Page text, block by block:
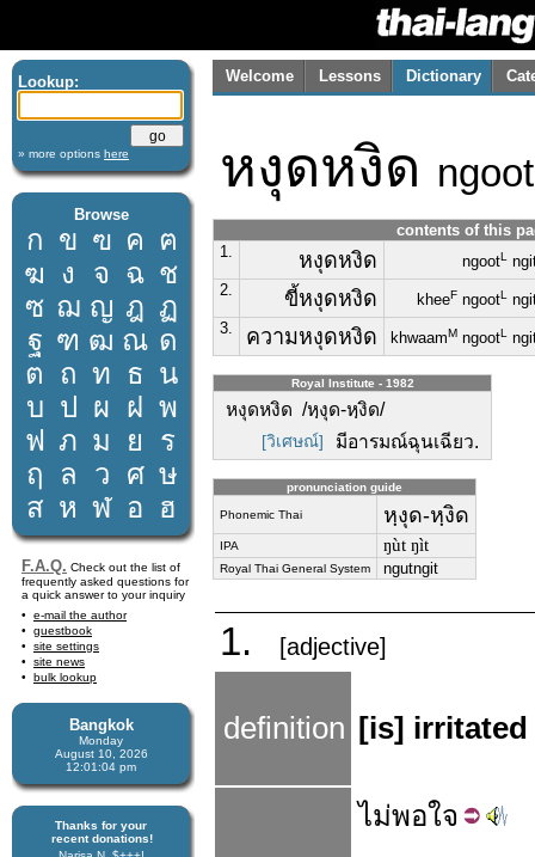
Lookup:
» more options here
Browse
ก ข ฃ ค ฅ
ฆ ง จ ฉ ช
ซ ฌ ญ ฎ ฏ
ฐ ฑ ฒ ณ ด
ต ถ ท ธ น
บ ป ผ ฝ พ
ฟ ภ ม ย
ร
ฤ
ล ว ศ ษ
ส ห ฬ อ ฮ
F.A.Q. Check out the list of
frequently asked questions for
a quick answer to your inquiry
e-mail the author
guestbook
site settings
site news
bulk lookup
Bangkok
Monday
August 10, 2026
12:01:04 pm
Thanks for your
recent donations!
Welcome Lessons Dictionary
หงุดหงิด ngoot
contents of this
1.
หงุดหงิด ngootL
2.
ขี้หงุดหงิด kheeF ngootL
3.
ความหงุดหงิด khwaamM ngootL
Royal Institute - 1982
หงุดหงิด /หฺงุด-หฺงิด/
[วิเศษณ์] มีอารมณ์ฉุนเฉียว.
pronunciation guide
Phonemic Thai หฺงุด-หฺงิด
IPA ŋùt ŋìt
Royal Thai General System ngutngit
1. [adjective]
definition [is] irritated
ไม่พอใจ